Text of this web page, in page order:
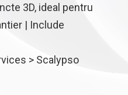
3D, ideal pentru
| Include
> Scalypso